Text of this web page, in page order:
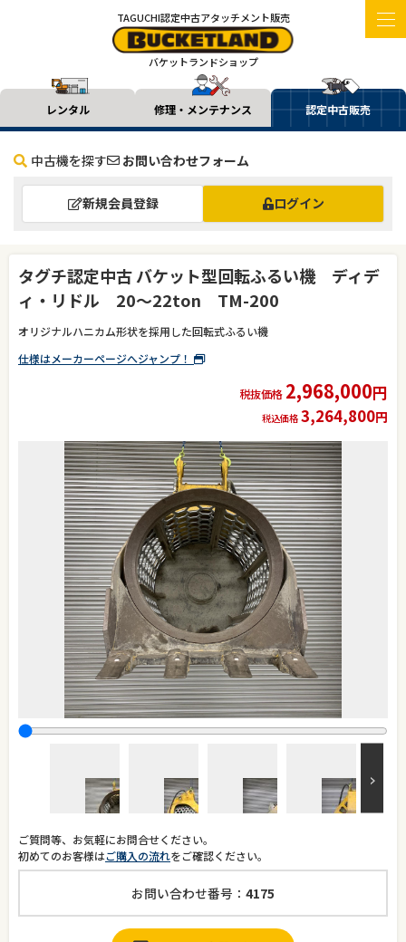
TAGUCHI認定中古アタッチメント販売
バケットランドショップ
レンタル 修理・メンテナンス 認定中古販売
中古機を探す お問い合わせフォーム
新規会員登録 ログイン
タグチ認定中古 バケット型回転ふるい機 ディデ
ィ・リドル 20～22ton TM-200
オリジナルハニカム形状を採用した回転式ふるい機
仕様はメーカーページへジャンプ！
税抜価格 2,968,000円
税込価格 3,264,800円
ご質問等、お気軽にお問合せください。
初めてのお客様はご購入の流れをご確認ください。
お問い合わせ番号： 4175